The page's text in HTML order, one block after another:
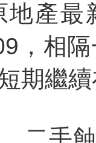
地產
，相
期繼